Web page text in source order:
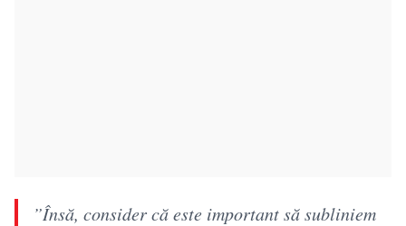
”Însă, consider că este important să subliniem